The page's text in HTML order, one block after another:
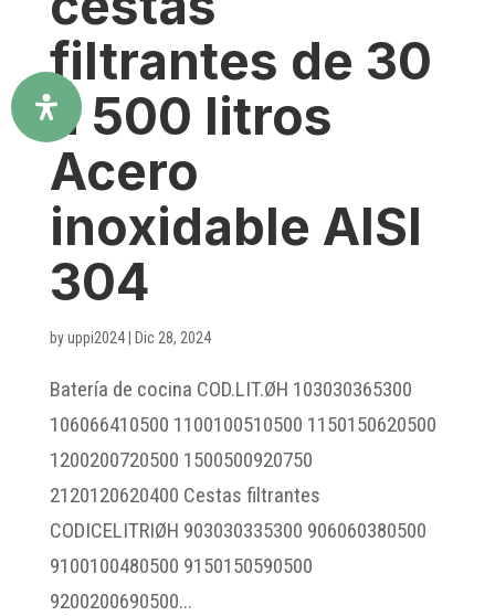
filtrantes de 30
a 500 litros
Acero
inoxidable AISI
304
byuppi2024| Dic 28, 2024
Batería de cocina COD.LIT.ØH 103030365300
106066410500 1100100510500 1150150620500
1200200720500 1500500920750
2120120620400 Cestas filtrantes
CODICELITRIØH 903030335300 906060380500
9100100480500 9150150590500
9200200690500...